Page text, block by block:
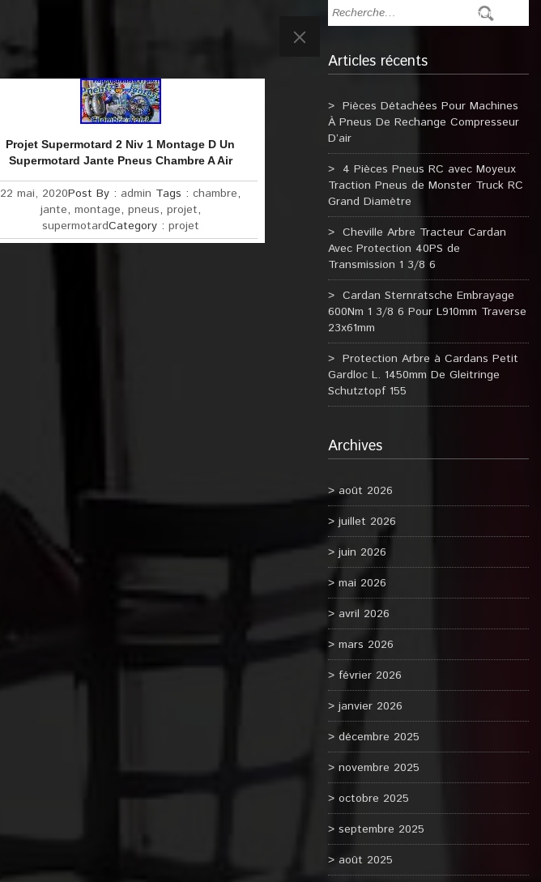
Projet Supermotard 2 Niv 1 Montage D Un
Supermotard Jante Pneus Chambre A Air
22 mai, 2020Post By : admin Tags :chambre,
jante, montage, pneus, projet,
supermotardCategory : projet
Articles récents
Pièces Détachées Pour Machines
À Pneus De Rechange Compresseur
D’air
4 Pièces Pneus RC avec Moyeux
Traction Pneus de Monster Truck RC
Grand Diamètre
Cheville Arbre Tracteur Cardan
Avec Protection 40PS de
Transmission 1 3/8 6
Cardan Sternratsche Embrayage
600Nm 1 3/8 6 Pour L910mm Traverse
23x61mm
Protection Arbre à Cardans Petit
Gardloc L. 1450mm De Gleitringe
Schutztopf 155
Archives
août 2026
juillet 2026
juin 2026
mai 2026
avril 2026
mars 2026
février 2026
janvier 2026
décembre 2025
novembre 2025
octobre 2025
septembre 2025
août 2025